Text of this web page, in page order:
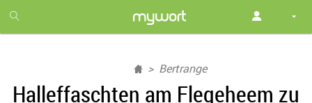
month
free
Bertrange
Halleffaschten am Flegeheem zu